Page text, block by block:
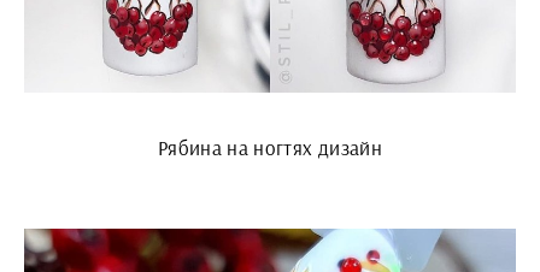
Рябина на ногтях дизайн